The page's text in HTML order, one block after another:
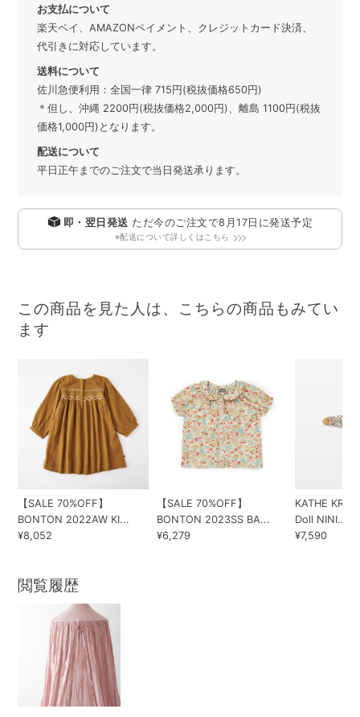
お支払について
楽天ペイ、AMAZONペイメント、クレジットカード決済、
代引きに対応しています。
送料について
佐川急便利用：全国一律 715円(税抜価格650円)
＊但し、沖縄 2200円(税抜価格2,000円)、離島 1100円(税抜
価格1,000円)となります。
配送について
平日正午までのご注文で当日発送承ります。
即・翌日発送 ただ今のご注文で8月17日 に発送予定
※配送について詳しくはこちら
この商品を見た人は、こちらの商品もみてい
ます
【SALE 70%OFF】
BONTON 2022AW KI...
¥8,052
【SALE 70%OFF】
BONTON 2023SS BA...
¥6,279
KATHE
Doll NINI...
¥7,590
閲覧履歴